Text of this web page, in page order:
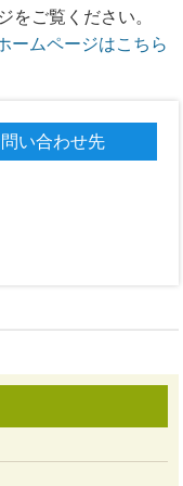
をご覧ください。
ームページはこちら
い合わせ先